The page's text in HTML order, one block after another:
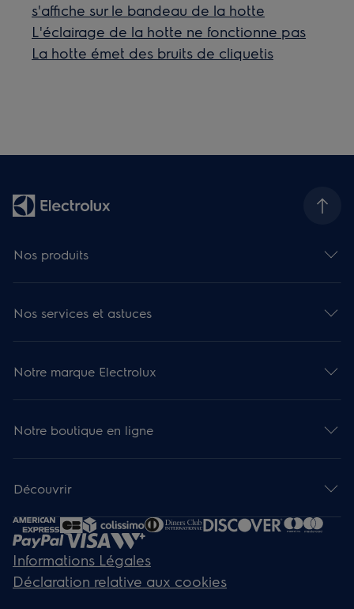
s'affiche sur le bandeau de la hotte
L'éclairage de la hotte ne fonctionne pas
La hotte émet des bruits de cliquetis
Nos produits
Nos services et astuces
Notre marque Electrolux
Notre boutique en ligne
Découvrir
Informations Légales
Déclaration relative aux cookies